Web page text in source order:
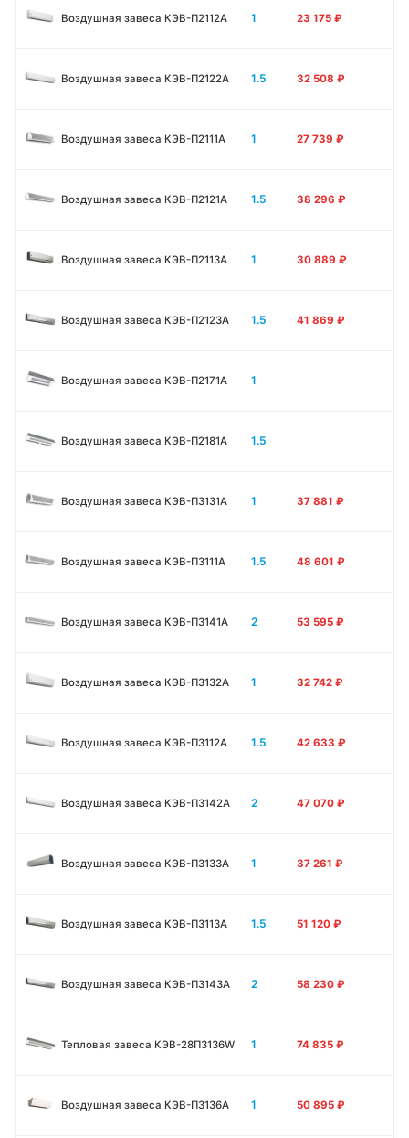
Воздушная завеса КЭВ-П2112А 1 23 175 ₽
Воздушная завеса КЭВ-П2122А 1.5 32 508 ₽
Воздушная завеса КЭВ-П2111A 1 27 739 ₽
Воздушная завеса КЭВ-П2121A 1.5 38 296 ₽
Воздушная завеса КЭВ-П2113A 1 30 889 ₽
Воздушная завеса КЭВ-П2123A 1.5 41 869 ₽
Воздушная завеса КЭВ-П2171A 1
Воздушная завеса КЭВ-П2181A 1.5
Воздушная завеса КЭВ-П3131A 1 37 881 ₽
Воздушная завеса КЭВ-П3111A 1.5 48 601 ₽
Воздушная завеса КЭВ-П3141A 2 53 595 ₽
Воздушная завеса КЭВ-П3132A 1 32 742 ₽
Воздушная завеса КЭВ-П3112A 1.5 42 633 ₽
Воздушная завеса КЭВ-П3142A 2 47 070 ₽
Воздушная завеса КЭВ-П3133А 1 37 261 ₽
Воздушная завеса КЭВ-П3113А 1.5 51 120 ₽
Воздушная завеса КЭВ-П3143А 2 58 230 ₽
Тепловая завеса КЭВ-28П3136W 1 74 835 ₽
Воздушная завеса КЭВ-П3136A 1 50 895 ₽